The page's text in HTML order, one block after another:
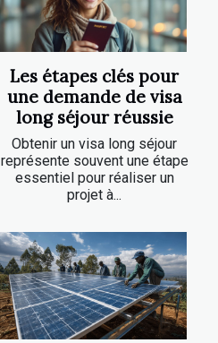
Les étapes clés pour
une demande de visa
long séjour réussie
Obtenir un visa long séjour
représente souvent une étape
essentiel pour réaliser un
projet à...